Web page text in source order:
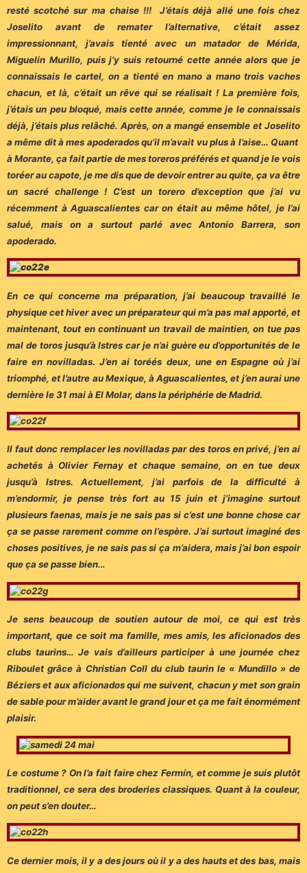
resté scotché sur ma chaise !!! J’étais déjà allé une fois chez
Joselito avant de remater l’alternative, c’était assez
impressionnant, j’avais tienté avec un matador de Mérida,
Miguelín Murillo, puis j’y suis retourné cette année alors que je
connaissais le cartel, on a tienté en mano a mano trois vaches
chacun, et là, c’était un rêve qui se réalisait ! La première fois,
j’étais un peu bloqué, mais cette année, comme je le connaissais
déjà, j’étais plus relâché. Après, on a mangé ensemble et Joselito
a même dit à mes apoderados qu’il m’avait vu plus à l’aise… Quant
à Morante, ça fait partie de mes toreros préférés et quand je le vois
toréer au capote, je me dis que de devoir entrer au quite, ça va être
un sacré challenge ! C’est un torero d’exception que j’ai vu
récemment à Aguascalientes car on était au même hôtel, je l’ai
salué, mais on a surtout parlé avec Antonio Barrera, son
apoderado.
En ce qui concerne ma préparation, j’ai beaucoup travaillé le
physique cet hiver avec un préparateur qui m’a pas mal apporté, et
maintenant, tout en continuant un travail de maintien, on tue pas
mal de toros jusqu’à Istres car je n’ai guère eu d’opportunités de le
faire en novilladas. J’en ai toréés deux, une en Espagne où j’ai
triomphé, et l’autre au Mexique, à Aguascalientes, et j’en aurai une
dernière le 31 mai à El Molar, dans la périphérie de Madrid.
Il faut donc remplacer les novilladas par des toros en privé, j’en ai
achetés à Olivier Fernay et chaque semaine, on en tue deux
jusqu’à Istres. Actuellement, j’ai parfois de la difficulté à
m’endormir, je pense très fort au 15 juin et j’imagine surtout
plusieurs faenas, mais je ne sais pas si c’est une bonne chose car
ça se passe rarement comme on l’espère. J’ai surtout imaginé des
choses positives, je ne sais pas si ça m’aidera, mais j’ai bon espoir
que ça se passe bien…
Je sens beaucoup de soutien autour de moi, ce qui est très
important, que ce soit ma famille, mes amis, les aficionados des
clubs taurins… Je vais d’ailleurs participer à une journée chez
Riboulet grâce à Christian Coll du club taurin le « Mundillo » de
Béziers et aux aficionados qui me suivent, chacun y met son grain
de sable pour m’aider avant le grand jour et ça me fait énormément
plaisir.
Le costume ? On l’a fait faire chez Fermín, et comme je suis plutôt
traditionnel, ce sera des broderies classiques. Quant à la couleur,
on peut s’en douter…
Ce dernier mois, il y a des jours où il y a des hauts et des bas, mais